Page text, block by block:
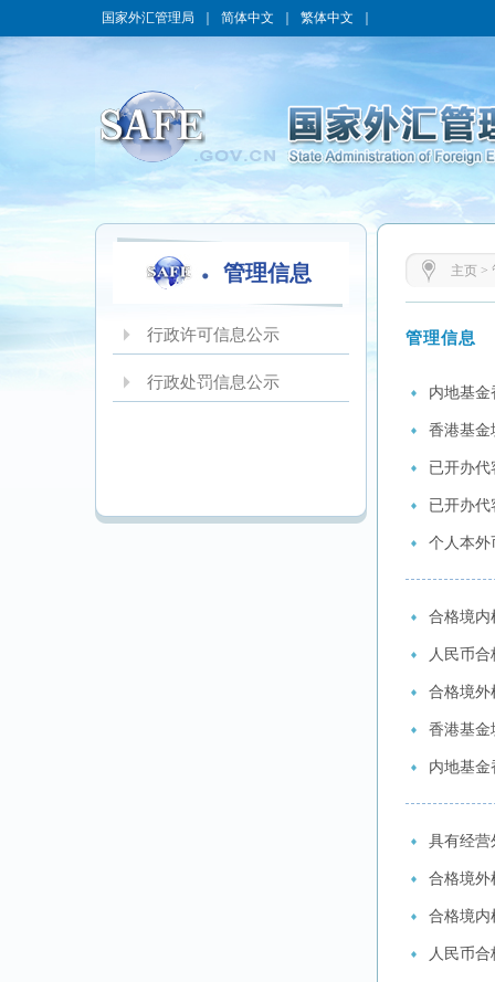
国家外汇管理局 简体中文 繁体中文
管理信息
行政许可信息公示
行政处罚信息公示
主页 >
管理信息
内地基
香港基金
已开办
已开办
个人本外
合格境内
人民币
合格境外
香港基金
内地基
具有经营
合格境外
合格境内
人民币